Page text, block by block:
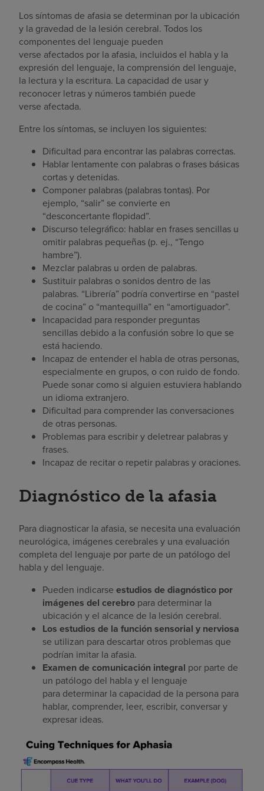
Los síntomas de afasia se determinan por la ubicación
y la gravedad de la lesión cerebral. Todos los
componentes del lenguaje pueden
verse afectados por la afasia, incluidos el habla y la
expresión del lenguaje, la comprensión del lenguaje,
la lectura y la escritura. La capacidad de usar y
reconocer letras y números también puede
verse afectada.
Entre los síntomas, se incluyen los siguientes:
Dificultad para encontrar las palabras correctas.
Hablar lentamente con palabras o frases básicas
cortas y detenidas.
Componer palabras (palabras tontas). Por
ejemplo, “salir” se convierte en
“desconcertante flopidad”.
Discurso telegráfico: hablar en frases sencillas u
omitir palabras pequeñas (p. ej., “Tengo
hambre”).
Mezclar palabras u orden de palabras.
Sustituir palabras o sonidos dentro de las
palabras. “Librería” podría convertirse en “pastel
de cocina” o “mantequilla” en “amortiguador”.
Incapacidad para responder preguntas
sencillas debido a la confusión sobre lo que se
está haciendo.
Incapaz de entender el habla de otras personas,
especialmente en grupos, o con ruido de fondo.
Puede sonar como si alguien estuviera hablando
un idioma extranjero.
Dificultad para comprender las conversaciones
de otras personas.
Problemas para escribir y deletrear palabras y
frases.
Incapaz de recitar o repetir palabras y oraciones.
Diagnóstico de la afasia
Para diagnosticar la afasia, se necesita una evaluación
neurológica, imágenes cerebrales y una evaluación
completa del lenguaje por parte de un patólogo del
habla y del lenguaje.
Pueden indicarse estudios de diagnóstico por
imágenes del cerebro para determinar la
ubicación y el alcance de la lesión cerebral.
Los estudios de la función sensorial y nerviosa
se utilizan para descartar otros problemas que
podrían imitar la afasia.
Examen de comunicación integral por parte de
un patólogo del habla y el lenguaje
para determinar la capacidad de la persona para
hablar, comprender, leer, escribir, conversar y
expresar ideas.